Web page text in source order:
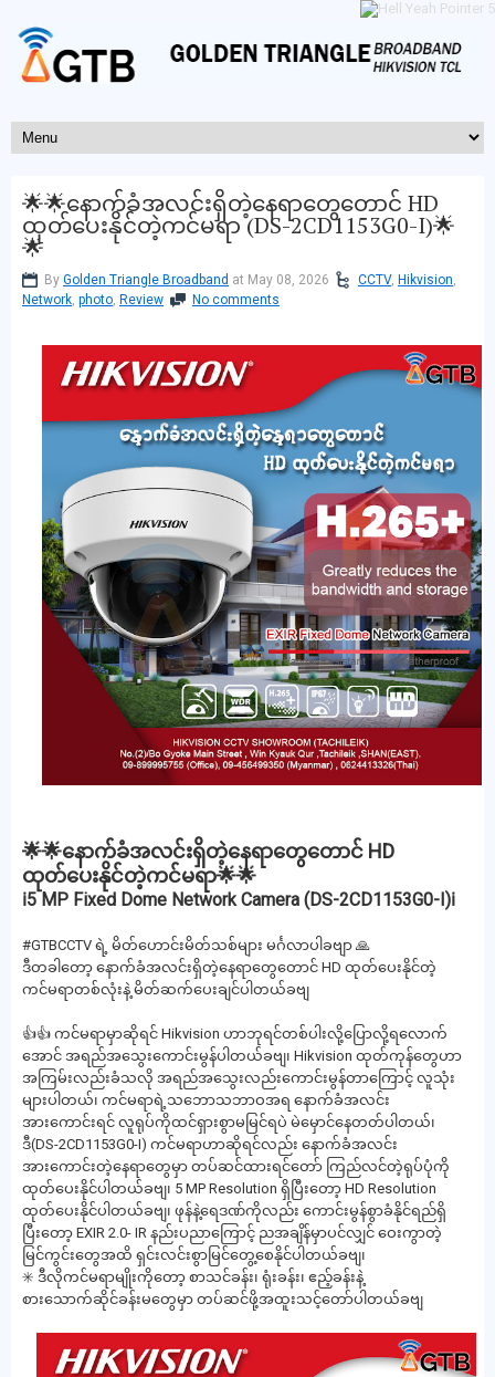
🌟🌟နောက်ခံအလင်းရှိတဲ့နေရာတွေတောင် HD
ထုတ်ပေးနိုင်တဲ့ကင်မရာ (DS-2CD1153G0-I)🌟
🌟
By Golden Triangle Broadband at May 08, 2026 CCTV, Hikvision,
Network, photo, Review No comments
🌟🌟နောက်ခံအလင်းရှိတဲ့နေရာတွေတောင် HD
ထုတ်ပေးနိုင်တဲ့ကင်မရာ🌟🌟
ℹ️5 MP Fixed Dome Network Camera (DS-2CD1153G0-I)ℹ️
#GTBCCTV ရဲ့ မိတ်ဟောင်းမိတ်သစ်များ မင်္ဂလာပါခဗျာ 🙏
ဒီတခါတော့ နောက်ခံအလင်းရှိတဲ့နေရာတွေတောင် HD ထုတ်ပေးနိုင်တဲ့
ကင်မရာတစ်လုံးနဲ့ မိတ်ဆက်ပေးချင်ပါတယ်ခဗျ
👍👍 ကင်မရာမှာဆိုရင် Hikvision ဟာဘုရင်တစ်ပါးလို့ပြောလို့ရလောက်
အောင် အရည်အသွေးကောင်းမွန်ပါတယ်ခဗျ၊ Hikvision ထုတ်ကုန်တွေဟာ
အကြမ်းလည်းခံသလို အရည်အသွေးလည်းကောင်းမွန်တာကြောင့် လူသုံး
များပါတယ်၊ ကင်မရာရဲ့သဘောသဘာဝအရ နောက်ခံအလင်း
အားကောင်းရင် လူရုပ်ကိုထင်ရှားစွာမမြင်ရပဲ မဲမှောင်နေတတ်ပါတယ်၊
ဒီ(DS-2CD1153G0-I) ကင်မရာဟာဆိုရင်လည်း နောက်ခံအလင်း
အားကောင်းတဲ့နေရာတွေမှာ တပ်ဆင်ထားရင်တော် ကြည်လင်တဲ့ရုပ်ပုံကို
ထုတ်ပေးနိုင်ပါတယ်ခဗျ၊ 5 MP Resolution ရှိပြီးတော့ HD Resolution
ထုတ်ပေးနိုင်ပါတယ်ခဗျ၊ ဖုန်နဲ့ရေဒဏ်ကိုလည်း ကောင်းမွန်စွာခံနိုင်ရည်ရှိ
ပြီးတော့ EXIR 2.0- IR နည်းပညာကြောင့် ညအချိန်မှာပင်လျှင် ဝေးကွာတဲ့
မြင်ကွင်းတွေအထိ ရှင်းလင်းစွာမြင်တွေ့စေနိုင်ပါတယ်ခဗျ၊
✳️ ဒီလိုကင်မရာမျိုးကိုတော့ စာသင်ခန်း၊ ရုံးခန်း၊ ဧည့်ခန်းနဲ့
စားသောက်ဆိုင်ခန်းမတွေမှာ တပ်ဆင်ဖို့အထူးသင့်တော်ပါတယ်ခဗျ